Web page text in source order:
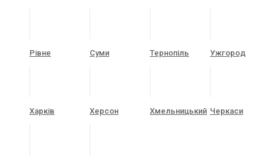
Рівне Суми Тернопіль Ужгород
Харків Херсон Хмельницький Черкаси